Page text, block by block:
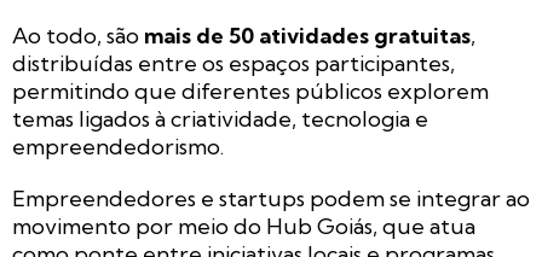
Ao todo, são mais de 50 atividades gratuitas,
distribuídas entre os espaços participantes,
permitindo que diferentes públicos explorem
temas ligados à criatividade, tecnologia e
empreendedorismo.
Empreendedores e startups podem se integrar ao
movimento por meio do Hub Goiás, que atua